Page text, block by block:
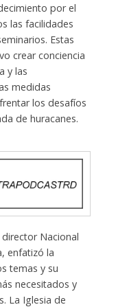
por el
las facilidades
Estas
crear conciencia
y las
medidas
los desafíos
de huracanes.
Nacional
enfatizó la
temas y su
necesitados y
La Iglesia de